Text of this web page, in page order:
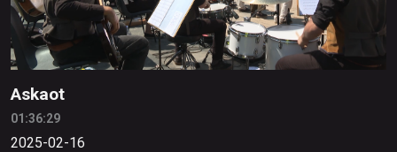
Askaot
01:36:29
2025-02-16